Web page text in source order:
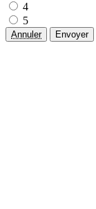
4
5
Annuler Envoyer